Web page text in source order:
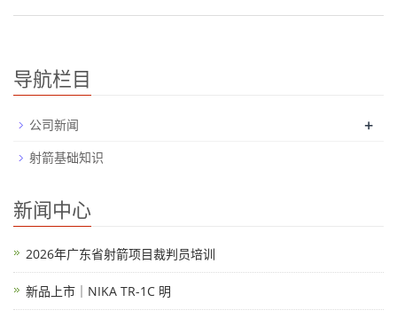
导航栏目
公司新闻 +
射箭基础知识
新闻中心
2026年广东省射箭项目裁判员培训
新品上市｜NIKA TR-1C 明